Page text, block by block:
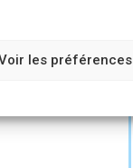
les préférences
à effet de